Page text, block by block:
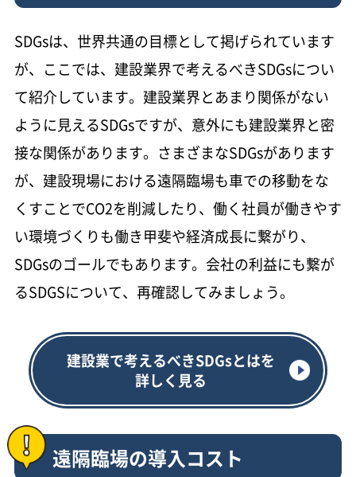
SDGsは、世界共通の目標として掲げられています
が、ここでは、建設業界で考えるべきSDGsについ
て紹介しています。建設業界とあまり関係がない
ように見えるSDGsですが、意外にも建設業界と密
接な関係があります。さまざまなSDGsがあります
が、建設現場における遠隔臨場も車での移動をな
くすことでCO2を削減したり、働く社員が働きやす
い環境づくりも働き甲斐や経済成長に繋がり、
SDGsのゴールでもあります。会社の利益にも繋が
るSDGSについて、再確認してみましょう。
建設業で考えるべきSDGsとはを
詳しく見る
遠隔臨場の導入コスト